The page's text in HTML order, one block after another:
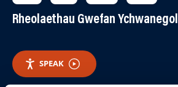
Rheolaethau Gwefan Ychwanegol
SPEAK